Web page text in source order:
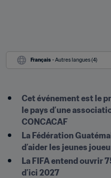
Français - Autres langues (4)
Cet événement est le
le pays d’une
CONCACAF
La Fédération
d’aider les jeunes
La FIFA entend ouvrir
d’ici 2027